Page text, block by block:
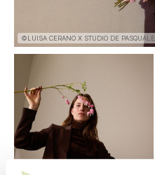
©LUISA CERANO X STUDIO DE PASQUALE